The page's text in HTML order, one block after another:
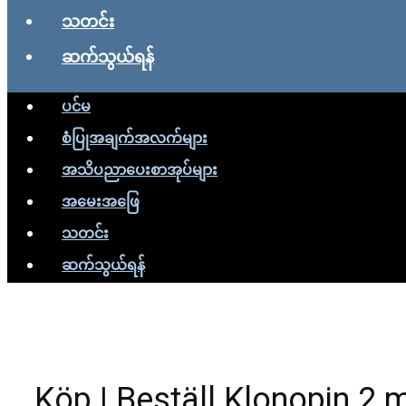
သတင်း
ဆက်သွယ်ရန်
ပင်မ
စံပြုအချက်အလက်များ
အသိပညာပေးစာအုပ်များ
အမေးအဖြေ
သတင်း
ဆက်သွယ်ရန်